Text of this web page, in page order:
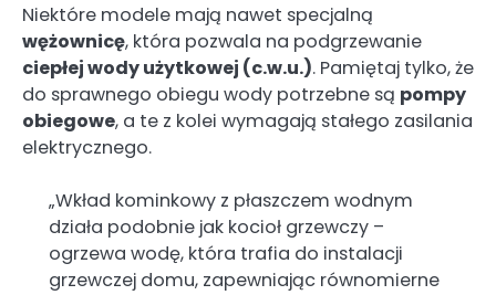
Niektóre modele mają nawet specjalną
wężownicę, która pozwala na podgrzewanie
ciepłej wody użytkowej (c.w.u.). Pamiętaj tylko, że
do sprawnego obiegu wody potrzebne są pompy
obiegowe, a te z kolei wymagają stałego zasilania
elektrycznego.
„Wkład kominkowy z płaszczem wodnym
działa podobnie jak kocioł grzewczy –
ogrzewa wodę, która trafia do instalacji
grzewczej domu, zapewniając równomierne